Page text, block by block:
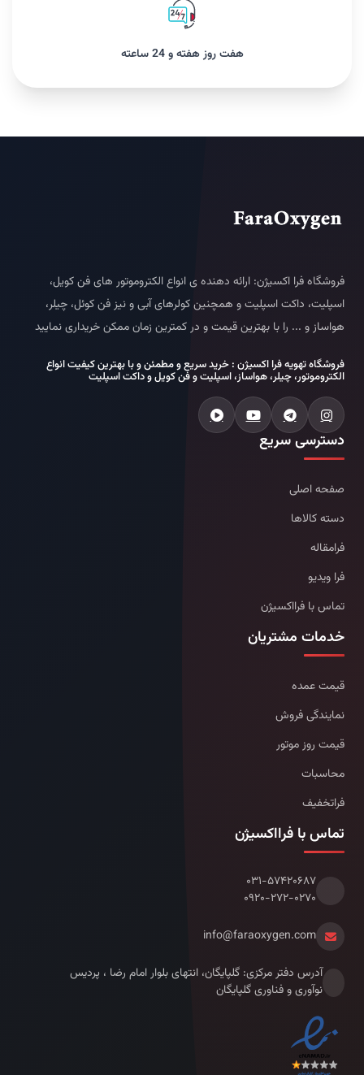
هفت روز هفته و 24 ساعته
فروشگاه فرا اکسیژن: ارائه دهنده ی انواع الکتروموتور های فن کویل،
اسپلیت، داکت اسپلیت و همچنین کولرهای آبی و نیز فن کوئل، چیلر،
هواساز و ... را با بهترین قیمت و در کمترین زمان ممکن خریداری نمایید
فروشگاه تهویه فرا اکسیژن : خرید سریع و مطمئن و با بهترین کیفیت انواع
الکتروموتور، چیلر، هواساز، اسپلیت و فن کویل و داکت اسپلیت
دسترسی سریع
صفحه اصلی
دسته کالاها
فرامقاله
فرا ویدیو
تماس با فرااکسیژن
خدمات مشتریان
قیمت عمده
نمایندگی فروش
قیمت روز موتور
محاسبات
فراتخفیف
تماس با فرااکسیژن
۰۳۱-۵۷۴۲۰۶۸۷
۰۹۲۰-۲۷۲-۰۲۷۰
info@faraoxygen.com
آدرس دفتر مرکزی: گلپایگان، انتهای بلوار امام رضا ، پردیس
نوآوری و فناوری گلپایگان